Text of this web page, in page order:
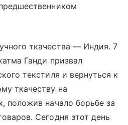
ткачества — Индия. 7
Ганди призвал
текстиля и вернуться к
ткачеству на
положив начало борьбе за
Сегодня этот день